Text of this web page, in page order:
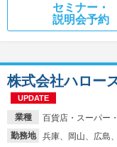
セミナー・
説明会予約
業種
百貨店・スーパー
勤務地
兵庫、岡山、広島
株式会社ハロー
UPDATE